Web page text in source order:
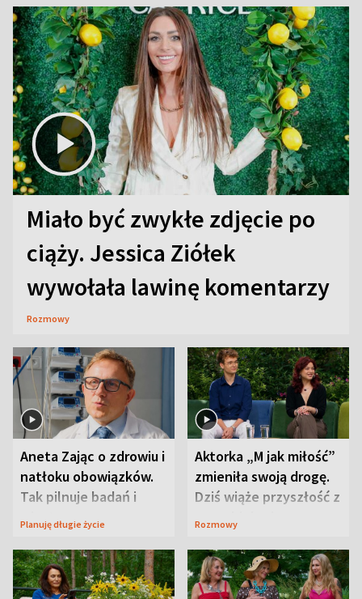
Miało być zwykłe zdjęcie po
ciąży. Jessica Ziółek
wywołała lawinę komentarzy
Rozmowy
Aneta Zając o zdrowiu i
natłoku obowiązków.
Tak pilnuje badań i
wizyt
Planuję długie życie
Aktorka „M jak miłość”
zmieniła swoją drogę.
Dziś wiąże przyszłość z
neurobiologią
Rozmowy